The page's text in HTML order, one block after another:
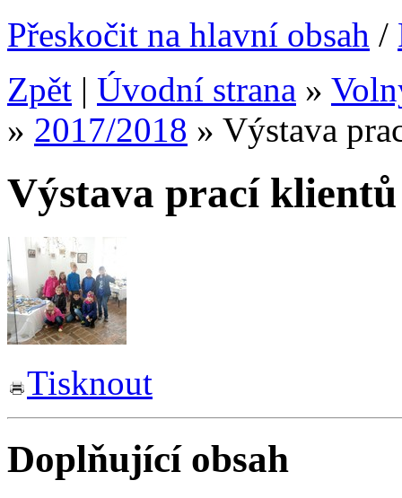
Přeskočit na hlavní obsah /
Zpět | Úvodní strana »
» 2017/2018 » Výstava
Výstava prací
Tisknout
Doplňující obsah